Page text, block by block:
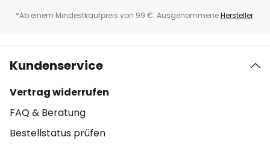
*Ab einem Mindestkaufpreis von 99 €. AusgenommeneHersteller.
Kundenservice
Vertrag widerrufen
FAQ & Beratung
Bestellstatus prüfen